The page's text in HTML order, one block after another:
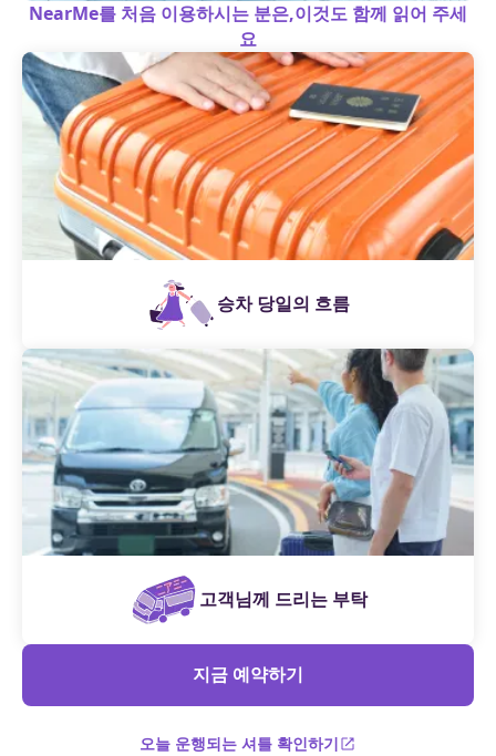
NearMe를 처음 이용하시는 분은,이것도 함께 읽어 주세
요
승차 당일의 흐름
고객님께 드리는 부탁
지금 예약하기
오늘 운행되는 셔틀 확인하기